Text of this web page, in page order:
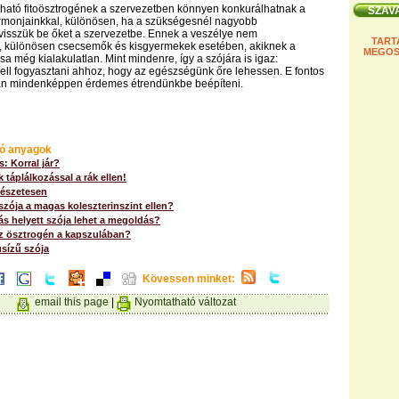
fitoösztrogének a szervezetben könnyen konkurálhatnak a
különösen, ha a szükségesnél nagyobb
be őket a szervezetbe. Ennek a veszélye nem
csecsemők és kisgyermekek esetében, akiknek a
még kialakulatlan. Mint mindenre, így a szójára is igaz:
fogyasztani ahhoz, hogy az egészségünk őre lehessen. E fontos
mindenképpen érdemes étrendünkbe beépíteni.
anyagok
Korral jár?
táplálkozással a rák ellen!
a magas koleszterinszint ellen?
helyett szója lehet a megoldás?
ösztrogén a kapszulában?
szója
Kövessen minket:
email this page
Nyomtatható változat